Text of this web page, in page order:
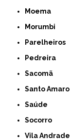
Moema
Morumbi
Parelheiros
Pedreira
Sacomã
Santo Amaro
Saúde
Socorro
Vila Andrade